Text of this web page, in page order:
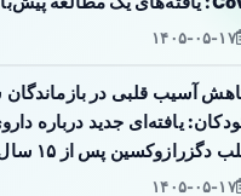
۱۴۰۵-۰۵-۱۷
آسیب قلبی در
یافته‌ای جدید درباره
دگزرازوکسین پس از ۱۵ سال یا بیشتر
۱۴۰۵-۰۵-۱۷